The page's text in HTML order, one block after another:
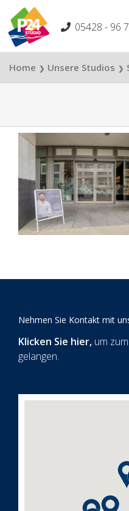
content
05428 - 96
Home ❯ Unsere Studios ❯
Eingang Stassi Studio
Nehmen Sie Kontakt mit
Klicken Sie hier, um
gelangen.